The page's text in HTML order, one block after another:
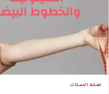
صحة الستات